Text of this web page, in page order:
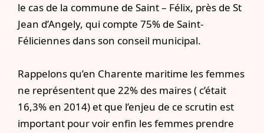
le cas de la commune de Saint – Félix, près de St
Jean d’Angely, qui compte 75% de Saint-
Féliciennes dans son conseil municipal.
Rappelons qu’en Charente maritime les femmes
ne représentent que 22% des maires ( c’était
16,3% en 2014) et que l’enjeu de ce scrutin est
important pour voir enfin les femmes prendre